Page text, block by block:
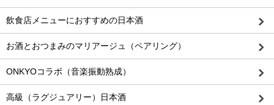
飲食店メニューにおすすめの日本酒
お酒とおつまみのマリアージュ（ペアリング）
ONKYOコラボ（音楽振動熟成）
高級（ラグジュアリー）日本酒